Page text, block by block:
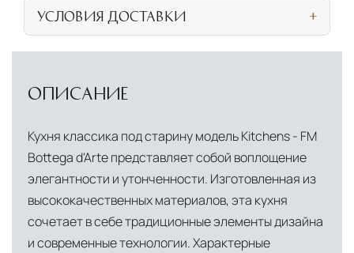
личном посещении нашего салона
Безналичная оплата по счёту для
Дистанционная оплата по QR-коду через
Индивидуальные условия для крупных
проектов, включая оплату по банковской
гарантии
УСЛОВИЯ ДОСТАВКИ
Прямая доставка из Европы
Италии, откуда осуществляется прямое
снабжение мебелью, дверными конструкциями
и осветительными приборами. Это позволяет
нам гарантировать качество товара на всех
этапах транспортировки и исключить
посредников.
ОПИСАНИЕ
Кухня классика под старину модель Kitchens - FM
Bottega d'Arte представляет собой воплощение
элегантности и утонченности. Изготовленная из
высококачественных материалов, эта кухня
сочетает в себе традиционные элементы дизайна
и современные технологии. Характерные